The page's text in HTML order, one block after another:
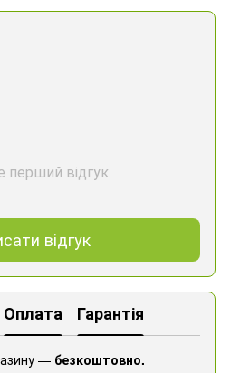
перший відгук
відгук
Оплата Гарантія
— безкоштовно.